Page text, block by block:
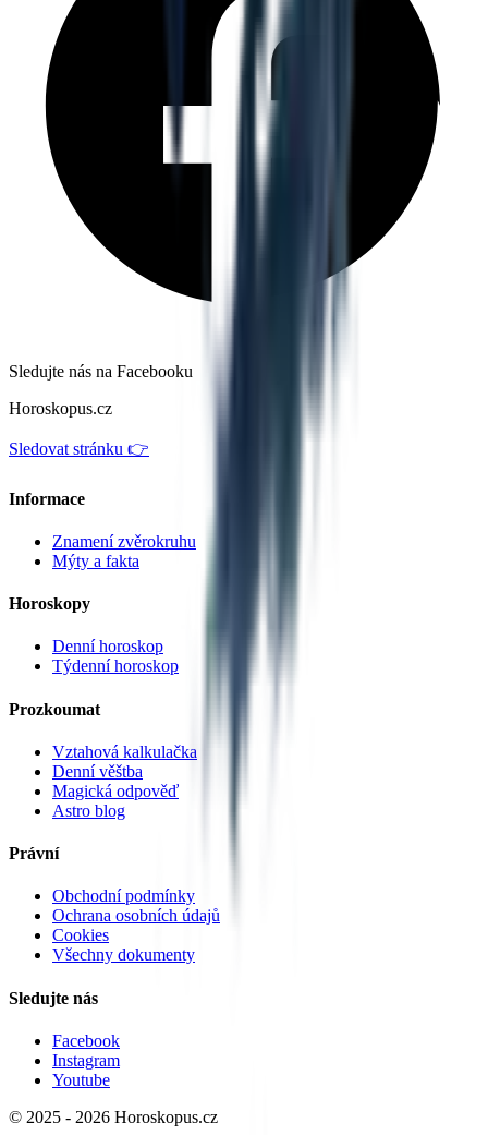
Sledujte nás na Facebooku
Horoskopus.cz
Sledovat stránku 👉
Informace
Znamení zvěrokruhu
Mýty a fakta
Horoskopy
Denní horoskop
Týdenní horoskop
Prozkoumat
Vztahová kalkulačka
Denní věštba
Magická odpověď
Astro blog
Právní
Obchodní podmínky
Ochrana osobních údajů
Cookies
Všechny dokumenty
Sledujte nás
Facebook
Instagram
Youtube
© 2025 - 2026 Horoskopus.cz